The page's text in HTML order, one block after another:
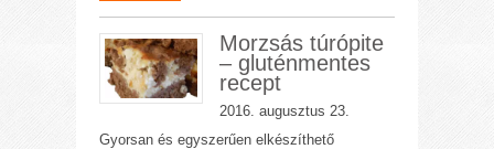
Morzsás túrópite
– gluténmentes
recept
2016. augusztus 23.
Gyorsan és egyszerűen elkészíthető